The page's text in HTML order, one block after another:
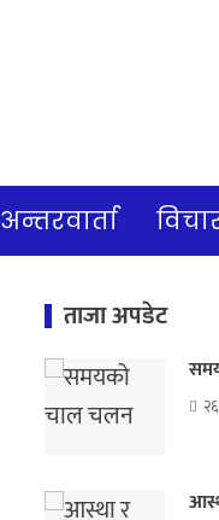
अन्तरवार्ता
ताजा अपडेट